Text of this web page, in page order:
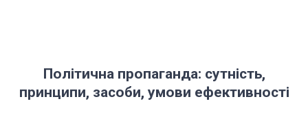
Політична пропаганда: сутність,
принципи, засоби, умови ефективності